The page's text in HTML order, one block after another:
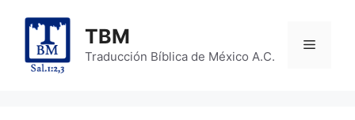
content
TBM
Traducción Bíblica de México A.C.
Menu